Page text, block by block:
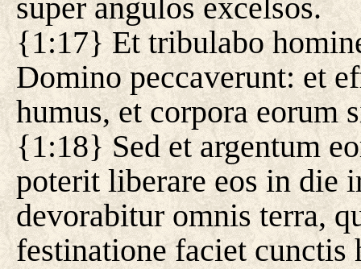
super angulos excelsos.
{1:17} Et tribulabo
Domino peccaverunt: et
humus, et corpora eorum
{1:18} Sed et argentum
poterit liberare eos in
devorabitur omnis terra,
festinatione faciet cunctis